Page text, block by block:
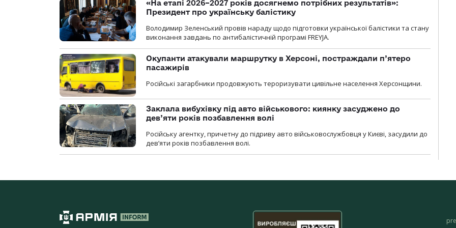
«На етапі 2026–2027 років досягнемо потрібних результатів»:
Президент про українську балістику
Володимир Зеленський провів нараду щодо підготовки української балістики та стану
виконання завдань по антибалістичній програмі FREYJA.
Окупанти атакували маршрутку в Херсоні, постраждали п’ятеро
пасажирів
Російські загарбники продовжують тероризувати цивільне населення Херсонщини.
Заклала вибухівку під авто військового: киянку засуджено до
дев’яти років позбавлення волі
Російську агентку, причетну до підриву авто військовослужбовця у Києві, засудили до
дев’яти років позбавлення волі.